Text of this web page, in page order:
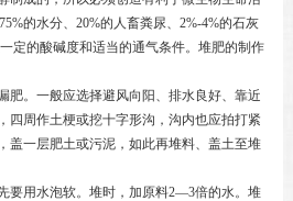
的水分、20%的人畜粪尿、2%-4%的石灰
定的酸碱度和适当的通气条件。堆肥的制作
肥。一般应选择避风向阳、排水良好、靠近
四周作土梗或挖十字形沟，沟内也应拍打紧
盖一层肥土或污泥，如此再堆料、盖土至堆
要用水泡软。堆时，加原料2—3倍的水。堆